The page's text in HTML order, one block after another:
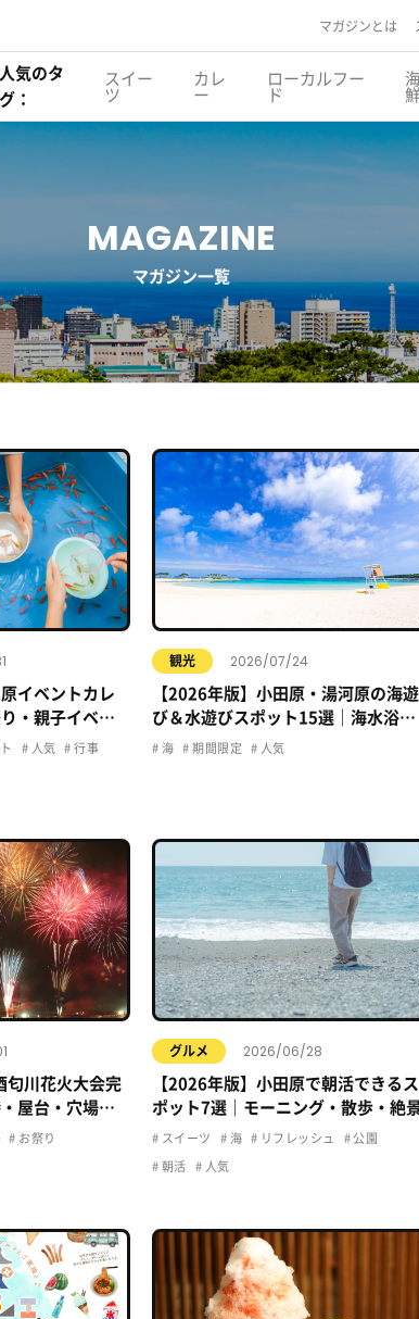
マガジンとは
人気のタ
グ：
スイー
ツ
カレ
ー
ローカルフー
ド
MAGAZINE
マガジン一覧
イベントカレ
・親子イベン
報まとめ
人気 行事
観光 2026/07/24
【2026年版】小田原・湯河原の海遊
び＆水遊びスポット15選｜海水浴・
プール・子ども向け完全ガイド
海 期間限定 人気
匂川花火大会完
屋台・穴場・
まとめ
お祭り
グルメ 2026/06/28
【2026年版】小田原で朝活できるス
ポット7選｜モーニング・散歩・絶
スイーツ 海 リフレッシュ 公園
朝活 人気